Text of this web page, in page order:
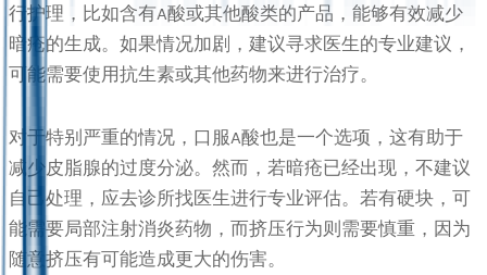
行护理，比如含有A酸或其他酸类的产品，能够有效减少
暗疮的生成。如果情况加剧，建议寻求医生的专业建议，
可能需要使用抗生素或其他药物来进行治疗。
对于特别严重的情况，口服A酸也是一个选项，这有助于
减少皮脂腺的过度分泌。然而，若暗疮已经出现，不建议
自己处理，应去诊所找医生进行专业评估。若有硬块，可
能需要局部注射消炎药物，而挤压行为则需要慎重，因为
随意挤压有可能造成更大的伤害。